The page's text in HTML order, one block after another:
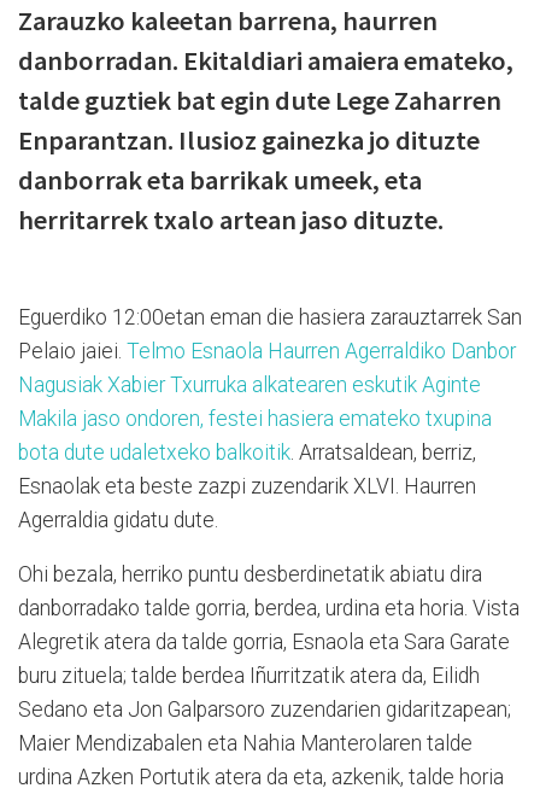
Zarauzko kaleetan barrena, haurren
danborradan. Ekitaldiari amaiera emateko,
talde guztiek bat egin dute Lege Zaharren
Enparantzan. Ilusioz gainezka jo dituzte
danborrak eta barrikak umeek, eta
herritarrek txalo artean jaso dituzte.
Eguerdiko 12:00etan eman die hasiera zarauztarrek San
Pelaio jaiei. Telmo Esnaola Haurren Agerraldiko Danbor
Nagusiak Xabier Txurruka alkatearen eskutik Aginte
Makila jaso ondoren, festei hasiera emateko txupina
bota dute udaletxeko balkoitik . Arratsaldean, berriz,
Esnaolak eta beste zazpi zuzendarik XLVI. Haurren
Agerraldia gidatu dute.
Ohi bezala, herriko puntu desberdinetatik abiatu dira
danborradako talde gorria, berdea, urdina eta horia. Vista
Alegretik atera da talde gorria, Esnaola eta Sara Garate
buru zituela; talde berdea Iñurritzatik atera da, Eilidh
Sedano eta Jon Galparsoro zuzendarien gidaritzapean;
Maier Mendizabalen eta Nahia Manterolaren talde
urdina Azken Portutik atera da eta, azkenik, talde horia